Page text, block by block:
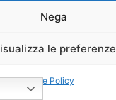
Nega
le preferenze
Cookie Policy
associati